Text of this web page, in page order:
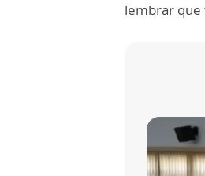
lembrar que